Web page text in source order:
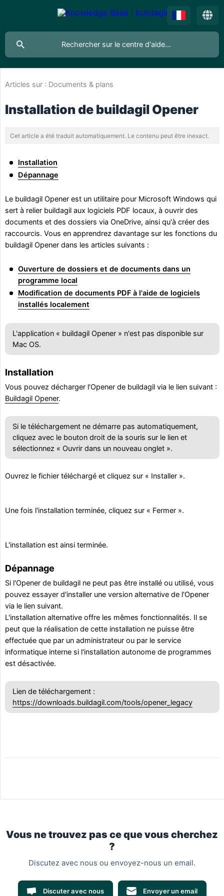
Articles sur : Documents & plans
Installation de buildagil Opener
Cet article a été traduit automatiquement. Le contenu peut être inexact.
Installation
Dépannage
Le buildagil Opener est un utilitaire pour Microsoft Windows qui
sert à relier buildagil aux logiciels PDF locaux, à ouvrir des
documents et des dossiers via OneDrive, ainsi qu'à créer des
raccourcis. Vous en apprendrez davantage sur les fonctions du
buildagil Opener dans les articles suivants :
Ouverture de dossiers et de documents dans un
programme local
Modification de documents PDF à l'aide de logiciels
installés localement
L'application « buildagil Opener » n'est pas disponible sur
Mac OS.
Installation
Vous pouvez décharger l'Opener de buildagil via le lien suivant :
Buildagil Opener.
Si le téléchargement ne démarre pas automatiquement,
cliquez avec le bouton droit de la souris sur le lien et
sélectionnez « Ouvrir dans un nouveau onglet ».
Ouvrez le fichier téléchargé et cliquez sur « Installer ».
Une fois l'installation terminée, cliquez sur « Fermer ».
L'installation est ainsi terminée.
Dépannage
Si l'Opener de buildagil ne peut pas être installé ou utilisé, vous
pouvez essayer d'installer une version alternative de l'Opener
via le lien suivant.
L'installation alternative offre les mêmes fonctionnalités. Il se
peut que la réalisation de cette installation ne puisse être
effectuée que par un administrateur ou par le service
informatique interne si l'installation autonome de programmes
est désactivée.
Lien de téléchargement :
https://downloads.buildagil.com/tools/opener_legacy
Vous ne trouvez pas ce que vous cherchez
?
Discutez avec nous ou envoyez-nous un email.
Discuter avec nous Envoyer un email